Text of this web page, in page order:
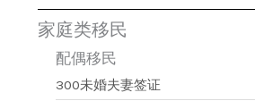
家庭类移民
配偶移民
300未婚夫妻签证